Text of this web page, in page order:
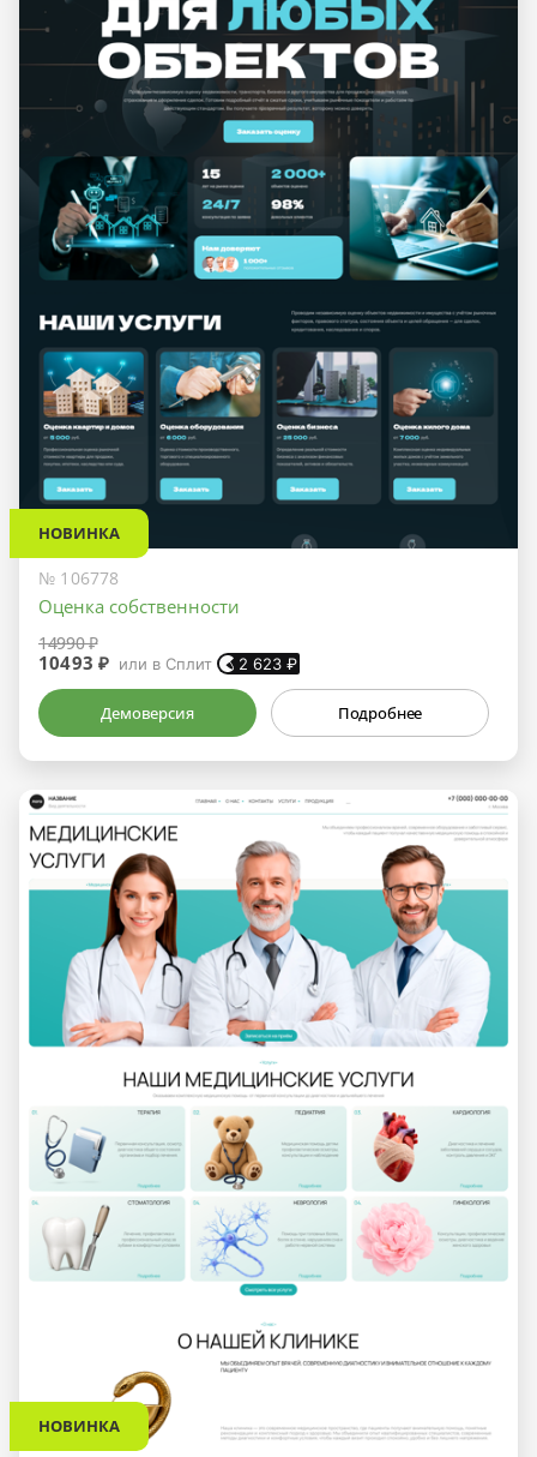
НОВИНКА
№ 106778
Оценка собственности
14990 ₽
10493 ₽ или в Сплит 2 623 ₽
Демоверсия Подробнее
НОВИНКА